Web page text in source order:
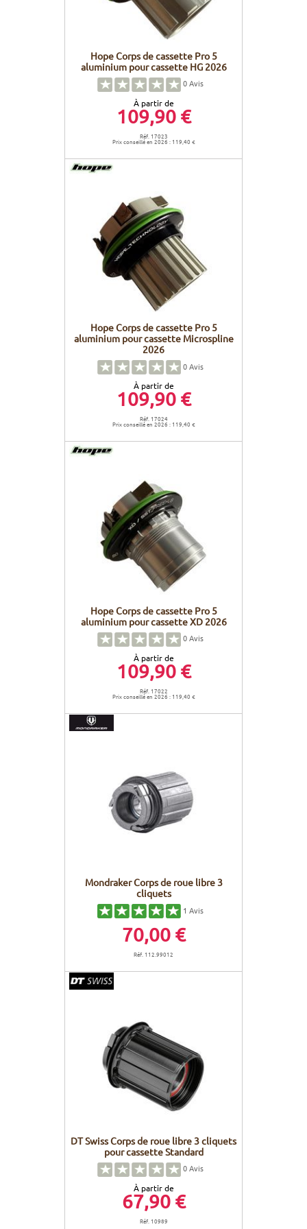
Hope Corps de cassette Pro 5
aluminium pour cassette HG 2026
0Avis
À partir de
109,90 €
Réf. 17023
Prix conseillé en 2026 : 119,40 €
Hope Corps de cassette Pro 5
aluminium pour cassette Microspline
2026
0Avis
À partir de
109,90 €
Réf. 17024
Prix conseillé en 2026 : 119,40 €
Hope Corps de cassette Pro 5
aluminium pour cassette XD 2026
0Avis
À partir de
109,90 €
Réf. 17022
Prix conseillé en 2026 : 119,40 €
Mondraker Corps de roue libre 3
cliquets
1 Avis
70,00 €
Réf. 112.99012
DT Swiss Corps de roue libre 3 cliquets
pour cassette Standard
0Avis
À partir de
67,90 €
Réf. 10989